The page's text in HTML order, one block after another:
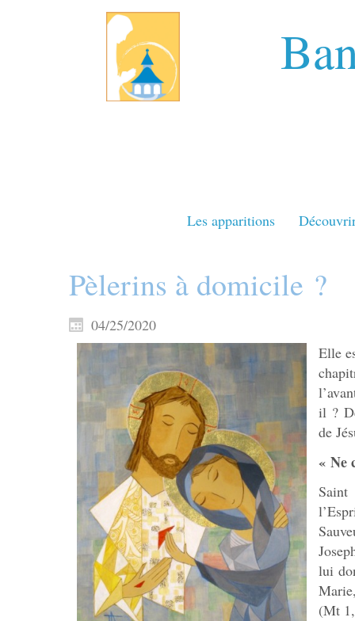
Les apparitions
Pèlerins à domicile ?
04/25/2020
Elle
il ?
de
« Ne
Saint
lui
(Mt